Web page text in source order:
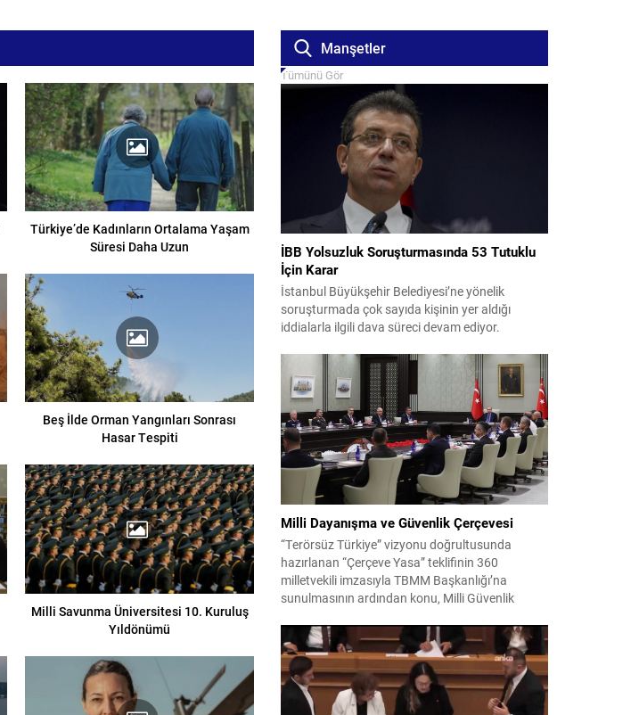
Türkiye’de Kadınların Ortalama Yaşam
Süresi Daha Uzun
Beş İlde Orman Yangınları Sonrası
Hasar Tespiti
Milli Savunma Üniversitesi 10. Kuruluş
Yıldönümü
Manşetler
Tümünü Gör
İBB Yolsuzluk Soruşturmasında 53 Tutuklu
İçin Karar
İstanbul Büyükşehir Belediyesi’ne yönelik
soruşturmada çok sayıda kişinin yer aldığı
iddialarla ilgili dava süreci devam ediyor.
sanıkların tutukluluk hallerini ayrı ayrı
değerlendirdi. İnceleme sonucunda, aralarında
Ekrem İmamoğlu’nun da bulunduğu 53 tutuklu
hakkında tutukluluk hallerinin sürdürülmesine
karar verildi. İddialar ve değerlendirilen talepler
Soruşturma kapsamında sanıklara yöneltilen...
Milli Dayanışma ve Güvenlik Çerçevesi
“Terörsüz Türkiye” vizyonu doğrultusunda
hazırlanan “Çerçeve Yasa” teklifinin 360
milletvekili imzasıyla TBMM Başkanlığı’na
sunulmasının ardından konu, Milli Güvenlik
Toplantı sonrası yayımlanan sekiz maddelik
bildiri, ülke güvenliği ve bölgesel gelişmelere dair
değerlendirmeleri içermektedir. Yaklaşık 2 saat
15 dakika süren oturumun sonuç metninde;
terörle mücadele, bölgesel istikrar,...